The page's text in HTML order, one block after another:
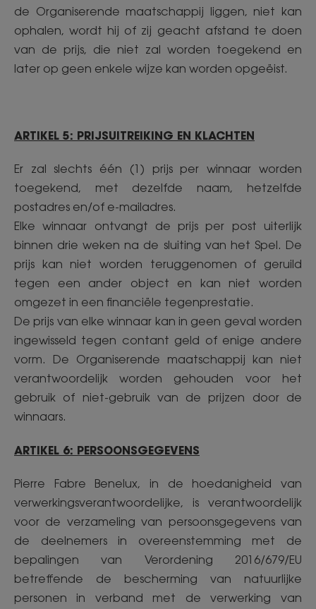
de Organiserende maatschappij liggen, niet kan
ophalen, wordt hij of zij geacht afstand te doen
van de prijs, die niet zal worden toegekend en
later op geen enkele wijze kan worden opgeëist.
ARTIKEL 5: PRIJSUITREIKING EN KLACHTEN
Er zal slechts één (1) prijs per winnaar worden
toegekend, met dezelfde naam, hetzelfde
postadres en/of e-mailadres.
Elke winnaar ontvangt de prijs per post uiterlijk
binnen drie weken na de sluiting van het Spel. De
prijs kan niet worden teruggenomen of geruild
tegen een ander object en kan niet worden
omgezet in een financiële tegenprestatie.
De prijs van elke winnaar kan in geen geval worden
ingewisseld tegen contant geld of enige andere
vorm. De Organiserende maatschappij kan niet
verantwoordelijk worden gehouden voor het
gebruik of niet-gebruik van de prijzen door de
winnaars.
ARTIKEL 6: PERSOONSGEGEVENS
Pierre Fabre Benelux, in de hoedanigheid van
verwerkingsverantwoordelijke, is verantwoordelijk
voor de verzameling van persoonsgegevens van
de deelnemers in overeenstemming met de
bepalingen van Verordening 2016/679/EU
betreffende de bescherming van natuurlijke
personen in verband met de verwerking van